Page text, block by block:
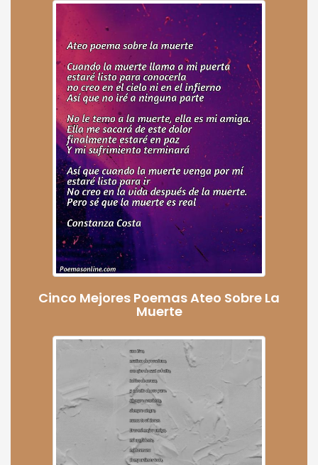
Cinco Mejores Poemas Ateo Sobre La
Muerte